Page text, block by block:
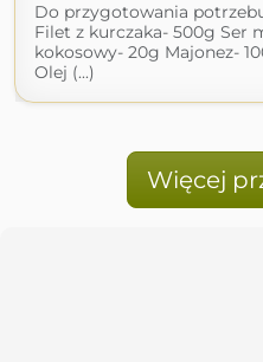
Do przygotowania
Filet z kurczaka- 500g Ser
kokosowy- 20g Majonez-
Olej (...)
Więcej